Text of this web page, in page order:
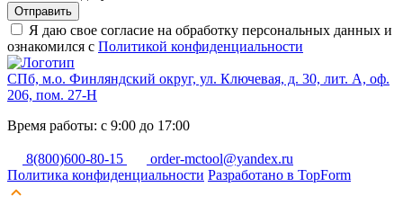
Отправить
Я даю свое согласие на обработку персональных данных и
ознакомился с Политикой конфиденциальности
СПб, м.о. Финляндский округ, ул. Ключевая, д. 30, лит. А, оф.
206, пом. 27-Н
Время работы: с 9:00 до 17:00
8(800)600-80-15
order-mctool@yandex.ru
Политика конфиденциальности Разработано в TopForm